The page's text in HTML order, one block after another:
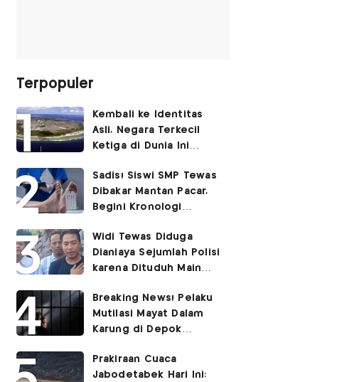
Terpopuler
Kembali ke Identitas
Asli, Negara Terkecil
Ketiga di Dunia Ini
Nama
Sadis! Siswi SMP Tewas
Dibakar Mantan Pacar,
Begini Kronologi
Widi Tewas Diduga
Dianiaya Sejumlah Polisi
karena Dituduh Main
Breaking News! Pelaku
Mutilasi Mayat Dalam
Karung di Depok
Prakiraan Cuaca
Jabodetabek Hari Ini: